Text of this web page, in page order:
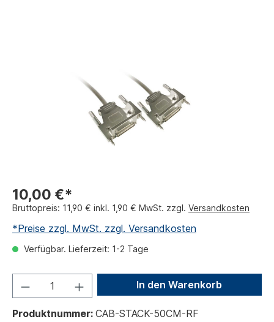
10,00 €*
Bruttopreis: 11,90 € inkl. 1,90 € MwSt. zzgl. Versandkosten
*Preise zzgl. MwSt. zzgl. Versandkosten
Verfügbar. Lieferzeit: 1-2 Tage
In den Warenkorb
Produktnummer: CAB-STACK-50CM-RF